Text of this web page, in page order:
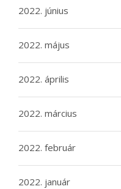
2022. június
2022. május
2022. április
2022. március
2022. február
2022. január